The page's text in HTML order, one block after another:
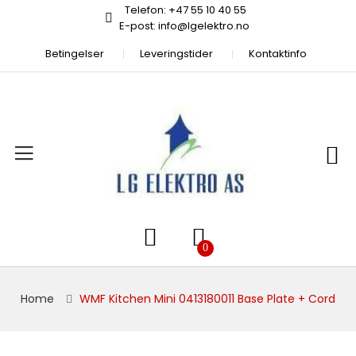
Telefon: +47 55 10 40 55
E-post: info@lgelektro.no
Betingelser
Leveringstider Kontaktinfo
Home WMF Kitchen Mini 0413180011 Base Plate + Cord